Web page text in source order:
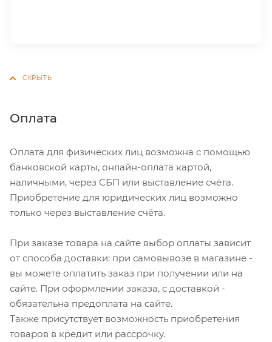
Оплата
Оплата для физических лиц возможна с помощью
банковской карты, онлайн-оплата картой,
наличными, через СБП или выставление счёта.
Приобретение для юридических лиц возможно
только через выставление счёта.
При заказе товара на сайте выбор оплаты зависит
от способа доставки: при самовывозе в магазине -
вы можете оплатить заказ при получении или на
сайте. При оформлении заказа, с доставкой -
обязательна предоплата на сайте.
Также присутствует возможность приобретения
товаров в кредит или рассрочку.